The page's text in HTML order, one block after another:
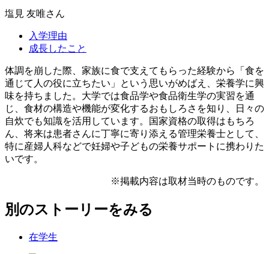
塩見 友唯さん
入学理由
成長したこと
体調を崩した際、家族に食で支えてもらった経験から「食を
通じて人の役に立ちたい」という思いがめばえ、栄養学に興
味を持ちました。大学では食品学や食品衛生学の実習を通
じ、食材の構造や機能が変化するおもしろさを知り、日々の
自炊でも知識を活用しています。国家資格の取得はもちろ
ん、将来は患者さんに丁寧に寄り添える管理栄養士として、
特に産婦人科などで妊婦や子どもの栄養サポートに携わりた
いです。
※掲載内容は取材当時のものです。
別のストーリーをみる
在学生